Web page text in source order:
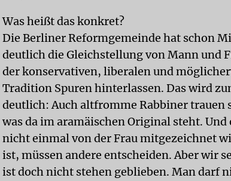
Was heißt das konkret?
Die Berliner Reformgemeinde hat schon
deutlich die Gleichstellung von Mann und
der konservativen, liberalen und
Tradition Spuren hinterlassen. Das wird
deutlich: Auch altfromme Rabbiner trauen
was da im aramäischen Original steht.
nicht einmal von der Frau mitgezeichnet
ist, müssen andere entscheiden. Aber wir
ist doch nicht stehen geblieben. Man darf